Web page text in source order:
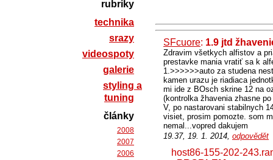
SFcuore: 1.9 jtd
Zdravim všetkych alfistov a
prestavke mania vratiť sa k
1.>>>>>>auto za studena
kamen urazu je riadiaca
mi ide z BOsch skrine 12 na
(kontrolka žhavenia zhasne
V, po nastarovani stabilnych
visiet, prosim pomozte. som
nemal...vopred dakujem
19.37, 19. 1. 2014, odpovědět
host86-155-202-
rubriky
technika
srazy
videospoty
galerie
styling a
tuning
články
2008
2007
2006